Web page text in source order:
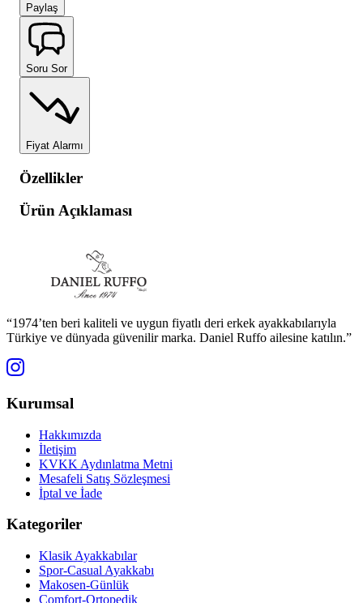
Paylaş
Soru Sor
Fiyat Alarmı
Özellikler
Ürün Açıklaması
“1974’ten beri kaliteli ve uygun fiyatlı deri erkek ayakkabılarıyla
Türkiye ve dünyada güvenilir marka. Daniel Ruffo ailesine katılın.”
Kurumsal
Hakkımızda
İletişim
KVKK Aydınlatma Metni
Mesafeli Satış Sözleşmesi
İptal ve İade
Kategoriler
Klasik Ayakkabılar
Spor-Casual Ayakkabı
Makosen-Günlük
Comfort-Ortopedik